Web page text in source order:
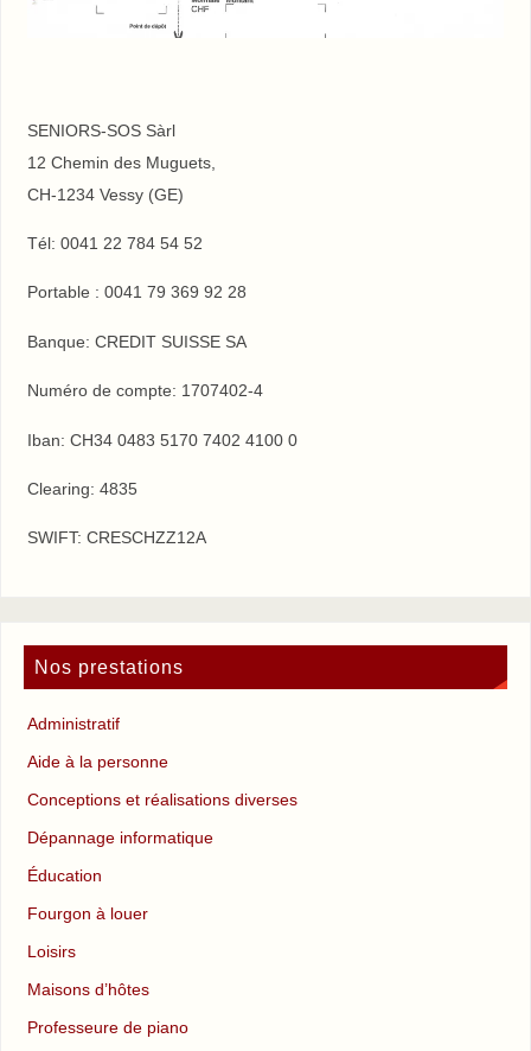
SENIORS-SOS Sàrl
12 Chemin des Muguets,
CH-1234 Vessy (GE)
Tél: 0041 22 784 54 52
Portable : 0041 79 369 92 28
Banque: CREDIT SUISSE SA
Numéro de compte: 1707402-4
Iban: CH34 0483 5170 7402 4100 0
Clearing: 4835
SWIFT: CRESCHZZ12A
Nos prestations
Administratif
Aide à la personne
Conceptions et réalisations diverses
Dépannage informatique
Éducation
Fourgon à louer
Loisirs
Maisons d’hôtes
Professeure de piano